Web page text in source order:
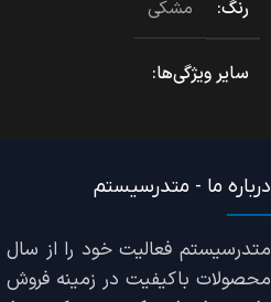
رنگ مشکی
سایر ویژگی‌ها
دیوار
سایز نمایشگر 23 اینچ
درباره ما - متدرسیستم
محصولات باکیفیت در زمینه فروش